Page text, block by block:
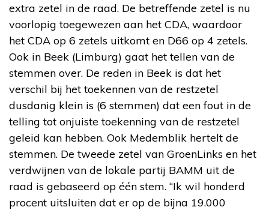
extra zetel in de raad. De betreffende zetel is nu
voorlopig toegewezen aan het CDA, waardoor
het CDA op 6 zetels uitkomt en D66 op 4 zetels.
Ook in Beek (Limburg) gaat het tellen van de
stemmen over. De reden in Beek is dat het
verschil bij het toekennen van de restzetel
dusdanig klein is (6 stemmen) dat een fout in de
telling tot onjuiste toekenning van de restzetel
geleid kan hebben. Ook Medemblik hertelt de
stemmen. De tweede zetel van GroenLinks en het
verdwijnen van de lokale partij BAMM uit de
raad is gebaseerd op één stem. “Ik wil honderd
procent uitsluiten dat er op de bijna 19.000